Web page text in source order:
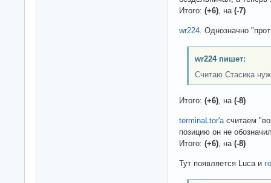
Итого: (+6), на (-7)
wr224. Однозначно
wr224 пишет:
Считаю Стасика
Итого: (+6), на (-8)
terminaLtor'aсчитаем
позицию он не
Итого: (+6), на (-8)
Тут появляется Luca и